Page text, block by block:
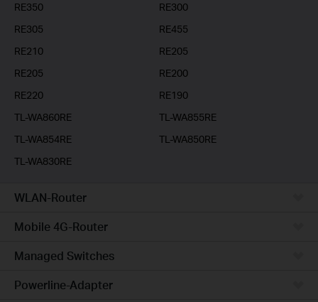
RE350
RE300
RE305
RE455
RE210
RE205
RE205
RE200
RE220
RE190
TL-WA860RE
TL-WA855RE
TL-WA854RE
TL-WA850RE
TL-WA830RE
WLAN-Router
Mobile 4G-Router
Managed Switches
Powerline-Adapter